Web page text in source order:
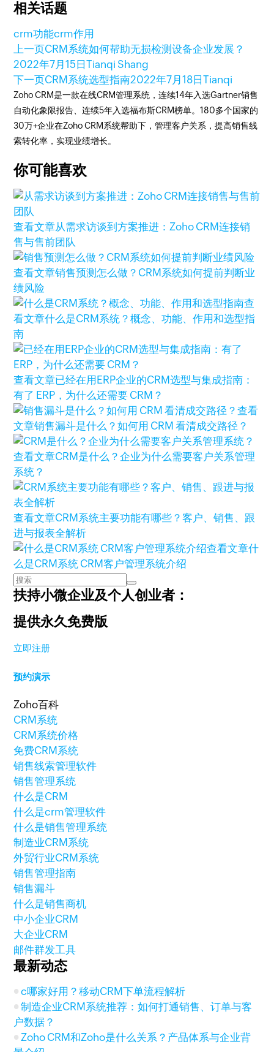
相关话题
crm功能crm作用
上一页CRM系统如何帮助无损检测设备企业发展？
2022年7月15日Tianqi Shang
下一页CRM系统选型指南2022年7月18日Tianqi
Zoho CRM是一款在线CRM管理系统，连续14年入选Gartner销售
自动化象限报告、连续5年入选福布斯CRM榜单。180多个国家的
30万+企业在Zoho CRM系统帮助下，管理客户关系，提高销售线
索转化率，实现业绩增长。
你可能喜欢
查看文章从需求访谈到方案推进：Zoho CRM连接销
售与售前团队
查看文章销售预测怎么做？CRM系统如何提前判断业
绩风险
查
看文章什么是CRM系统？概念、功能、作用和选型指
南
查看文章已经在用ERP企业的CRM选型与集成指南：
有了 ERP，为什么还需要 CRM？
查看
文章销售漏斗是什么？如何用 CRM 看清成交路径？
查看文章CRM是什么？企业为什么需要客户关系管理
系统？
查看文章CRM系统主要功能有哪些？客户、销售、跟
进与报表全解析
查看文章什
么是CRM系统 CRM客户管理系统介绍
扶持小微企业及个人创业者：
提供永久免费版
立即注册
预约演示
Zoho百科
CRM系统
CRM系统价格
免费CRM系统
销售线索管理软件
销售管理系统
什么是CRM
什么是crm管理软件
什么是销售管理系统
制造业CRM系统
外贸行业CRM系统
销售管理指南
销售漏斗
什么是销售商机
中小企业CRM
大企业CRM
邮件群发工具
最新动态
c哪家好用？移动CRM下单流程解析
制造企业CRM系统推荐：如何打通销售、订单与客
户数据？
Zoho CRM和Zoho是什么关系？产品体系与企业背